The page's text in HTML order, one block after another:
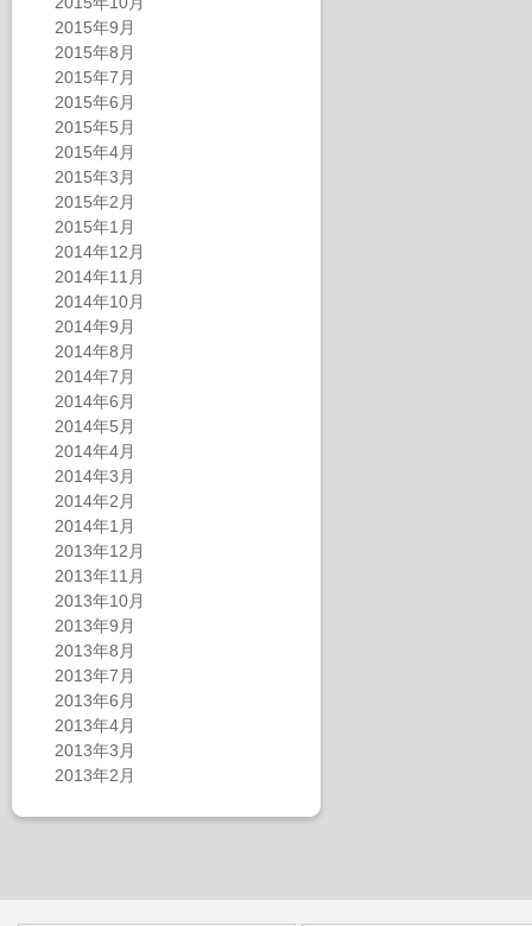
2015年9月
2015年8月
2015年7月
2015年6月
2015年5月
2015年4月
2015年3月
2015年2月
2015年1月
2014年12月
2014年11月
2014年10月
2014年9月
2014年8月
2014年7月
2014年6月
2014年5月
2014年4月
2014年3月
2014年2月
2014年1月
2013年12月
2013年11月
2013年10月
2013年9月
2013年8月
2013年7月
2013年6月
2013年4月
2013年3月
2013年2月